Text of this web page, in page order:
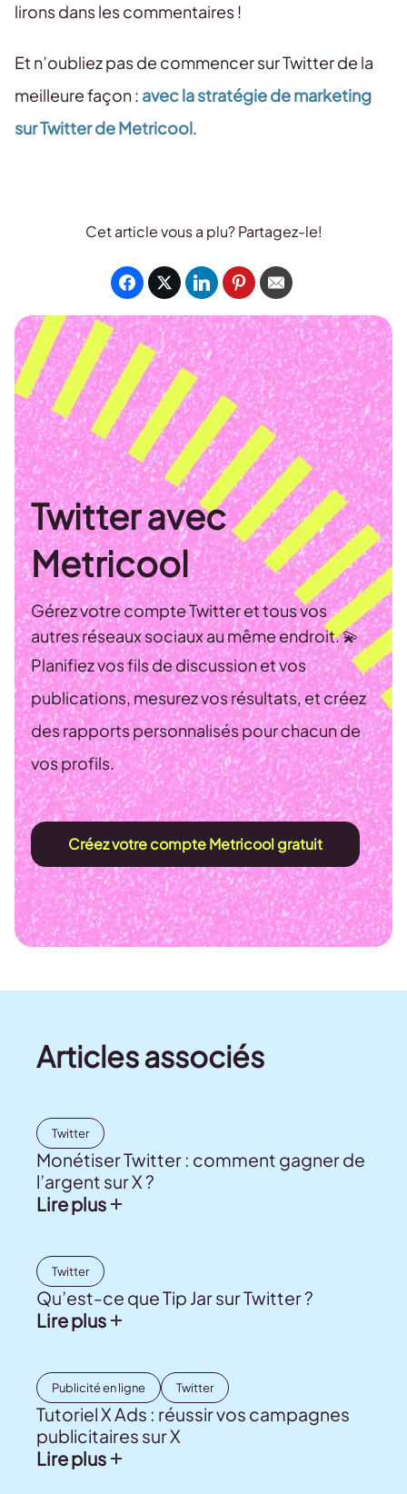
lirons dans les commentaires !
Et n’oubliez pas de commencer sur Twitter de la
meilleure façon : avec la stratégie de marketing
sur Twitter de Metricool.
Cet article vous a plu? Partagez-le!
Twitter avec
Metricool
Gérez votre compte Twitter et tous vos
autres réseaux sociaux au même endroit. 💫
Planifiez vos fils de discussion et vos
publications, mesurez vos résultats, et créez
des rapports personnalisés pour chacun de
vos profils.
Créez votre compte Metricool gratuit
Articles associés
Twitter
Monétiser Twitter : comment gagner de
l’argent sur X ?
Lire plus
Twitter
Qu’est-ce que Tip Jar sur Twitter ?
Lire plus
Publicité en ligne Twitter
Tutoriel X Ads : réussir vos campagnes
publicitaires sur X
Lire plus